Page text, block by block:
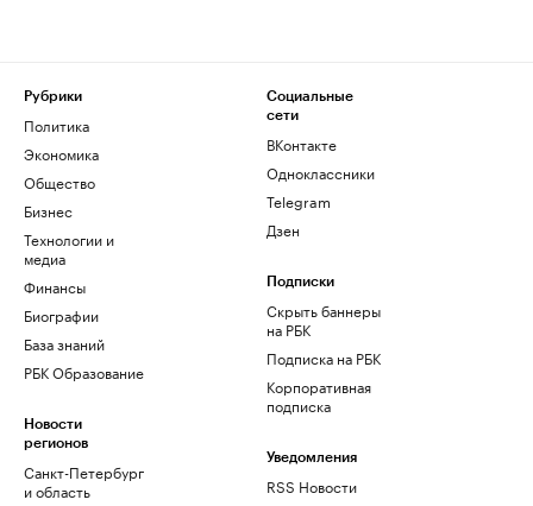
Рубрики
Политика
Экономика
Общество
Бизнес
Технологии и
медиа
Финансы
Биографии
База знаний
РБК Образование
Новости
регионов
Санкт-Петербург
и область
Социальные
сети
ВКонтакте
Одноклассники
Telegram
Дзен
Подписки
Скрыть баннеры
на РБК
Подписка на РБК
Корпоративная
подписка
Уведомления
RSS Новости